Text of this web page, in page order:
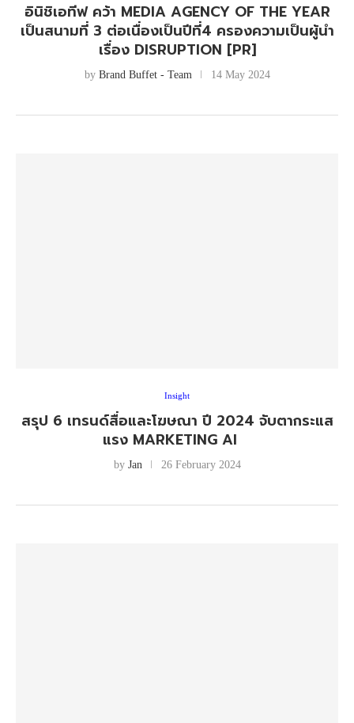
อินิชิเอทีฟ คว้า MEDIA AGENCY OF THE YEAR
เป็นสนามที่ 3 ต่อเนื่องเป็นปีที่4 ครองความเป็นผู้นำ
เรื่อง DISRUPTION [PR]
by Brand Buffet - Team 14 May 2024
Insight
สรุป 6 เทรนด์สื่อและโฆษณา ปี 2024 จับตากระแส
แรง MARKETING AI
by Jan 26 February 2024